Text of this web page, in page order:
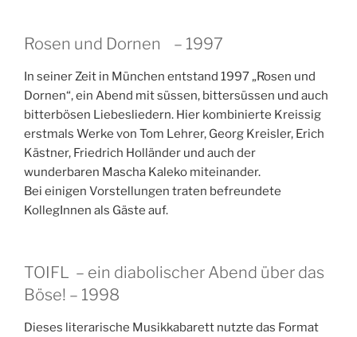
Rosen und Dornen – 1997
In seiner Zeit in München entstand 1997 „Rosen und
Dornen“, ein Abend mit süssen, bittersüssen und auch
bitterbösen Liebesliedern. Hier kombinierte Kreissig
erstmals Werke von Tom Lehrer, Georg Kreisler, Erich
Kästner, Friedrich Holländer und auch der
wunderbaren Mascha Kaleko miteinander.
Bei einigen Vorstellungen traten befreundete
KollegInnen als Gäste auf.
TOIFL – ein diabolischer Abend über das
Böse! – 1998
Dieses literarische Musikkabarett nutzte das Format